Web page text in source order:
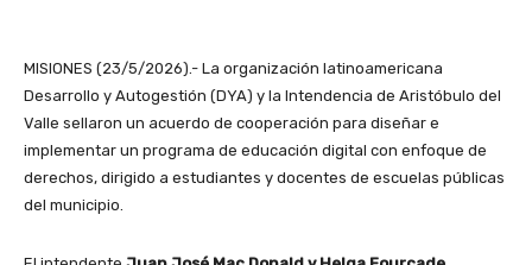
MISIONES (23/5/2026).- La organización latinoamericana
Desarrollo y Autogestión (DYA) y la Intendencia de Aristóbulo del
Valle sellaron un acuerdo de cooperación para diseñar e
implementar un programa de educación digital con enfoque de
derechos, dirigido a estudiantes y docentes de escuelas públicas
del municipio.